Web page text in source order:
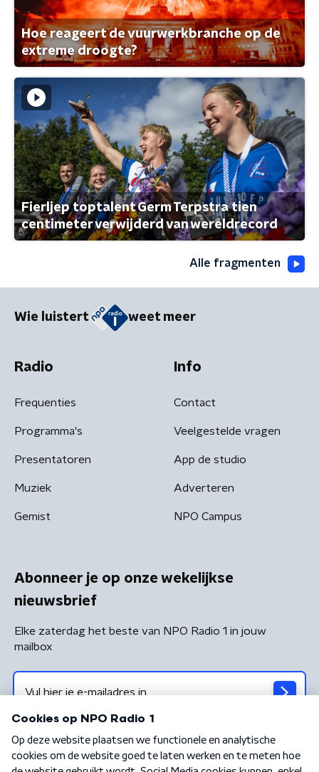
Hoe reageert de vuurwerkbranche op de
extreme droogte?
Fierljep toptalent Germ Terpstra tien
centimeter verwijderd van wereldrecord
Alle fragmenten
Wie luistert weet meer
Radio
Frequenties
Programma's
Presentatoren
Muziek
Gemist
Info
Contact
Veelgestelde vragen
App de studio
Adverteren
NPO Campus
Abonneer je op onze wekelijkse
nieuwsbrief
Elke zaterdag het beste van NPO Radio 1 in jouw
mailbox